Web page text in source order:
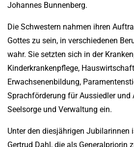
Johannes Bunnenberg.
Die Schwestern nahmen ihren
Gottes zu sein, in verschiedenen
wahr. Sie setzten sich in der
Kinderkrankenpflege,
Erwachsenenbildung,
Sprachförderung für Aussiedler und
Seelsorge und Verwaltung ein.
Unter den diesjährigen Jubilarinnen
Gertrud Dahl, die als Generalpriorin